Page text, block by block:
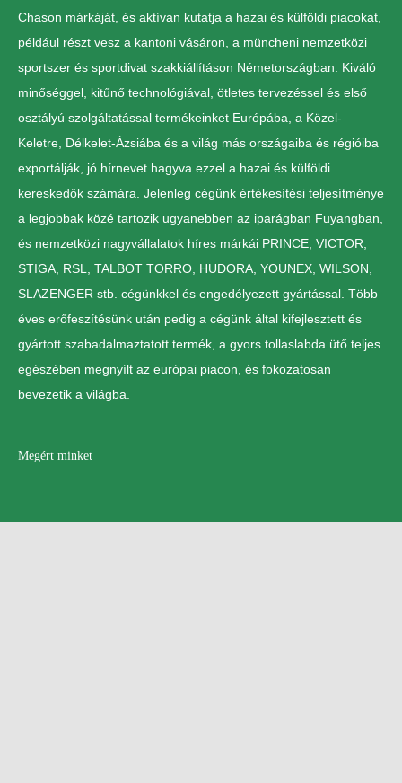
Chason márkáját, és aktívan kutatja a hazai és külföldi piacokat,
például részt vesz a kantoni vásáron, a müncheni nemzetközi
sportszer és sportdivat szakkiállításon Németországban. Kiváló
minőséggel, kitűnő technológiával, ötletes tervezéssel és első
osztályú szolgáltatással termékeinket Európába, a Közel-
Keletre, Délkelet-Ázsiába és a világ más országaiba és régióiba
exportálják, jó hírnevet hagyva ezzel a hazai és külföldi
kereskedők számára. Jelenleg cégünk értékesítési teljesítménye
a legjobbak közé tartozik ugyanebben az iparágban Fuyangban,
és nemzetközi nagyvállalatok híres márkái PRINCE, VICTOR,
STIGA, RSL, TALBOT TORRO, HUDORA, YOUNEX, WILSON,
SLAZENGER stb. cégünkkel és engedélyezett gyártással. Több
éves erőfeszítésünk után pedig a cégünk által kifejlesztett és
gyártott szabadalmaztatott termék, a gyors tollaslabda ütő teljes
egészében megnyílt az európai piacon, és fokozatosan
bevezetik a világba.
Megért minket